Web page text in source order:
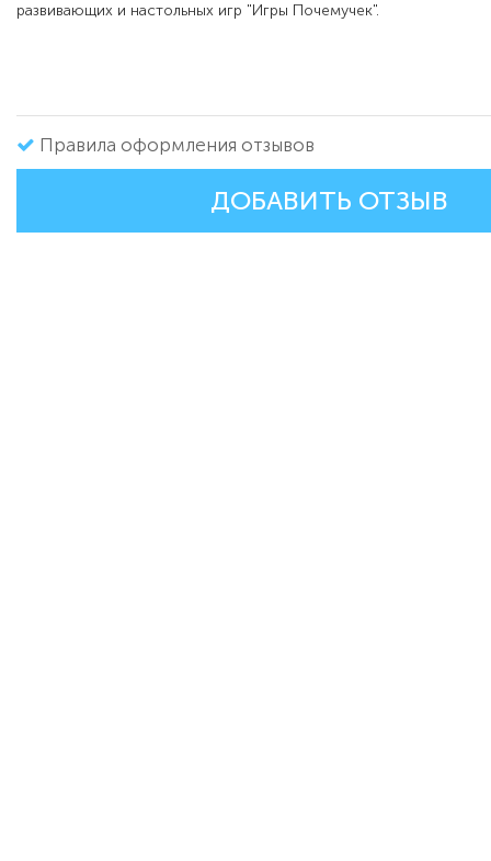
развивающих и настольных игр "Игры Почемучек".
Правила оформления отзывов
ДОБАВИТЬ ОТЗЫВ